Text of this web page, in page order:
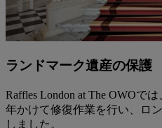
ランドマーク遺産の保護
Raffles London at The OWOで
年かけて修復作業を行い、ロ
しました。